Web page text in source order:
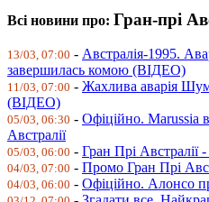
Всі новини про: Гран-прі
13/03, 07:00 - Австралія-1995.
завершилась комою (ВІДЕО)
11/03, 07:00 - Жахлива аварія
(ВІДЕО)
05/03, 06:30 - Офіційно. Marussia
Австралії
05/03, 06:00 - Гран Прі Австралії
04/03, 07:00 - Промо Гран Прі
04/03, 06:00 - Офіційно. Алонсо